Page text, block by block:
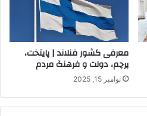
معرفی کشور فنلاند | پایتخت،
پرچم، دولت و فرهنگ مردم
نوامبر 15, 2025